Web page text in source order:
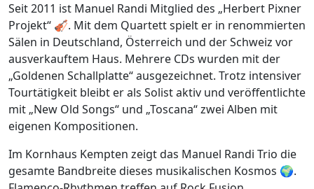
Seit 2011 ist Manuel Randi Mitglied des „Herbert Pixner
Projekt“ 🎻. Mit dem Quartett spielt er in renommierten
Sälen in Deutschland, Österreich und der Schweiz vor
ausverkauftem Haus. Mehrere CDs wurden mit der
„Goldenen Schallplatte“ ausgezeichnet. Trotz intensiver
Tourtätigkeit bleibt er als Solist aktiv und veröffentlichte
mit „New Old Songs“ und „Toscana“ zwei Alben mit
eigenen Kompositionen.
Im Kornhaus Kempten zeigt das Manuel Randi Trio die
gesamte Bandbreite dieses musikalischen Kosmos 🌍.